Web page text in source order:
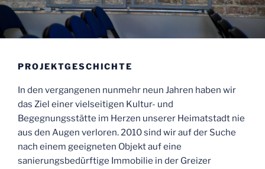
PROJEKTGESCHICHTE
In den vergangenen nunmehr neun Jahren haben wir
das Ziel einer vielseitigen Kultur- und
Begegnungsstätte im Herzen unserer Heimatstadt nie
aus den Augen verloren. 2010 sind wir auf der Suche
nach einem geeigneten Objekt auf eine
sanierungsbedürftige Immobilie in der Greizer